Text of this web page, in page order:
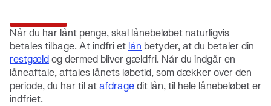
Når du har lånt penge, skal lånebeløbet naturligvis
betales tilbage. At indfri et lån betyder, at du betaler din
restgældog dermed bliver gældfri. Når du indgår en
låneaftale, aftales lånets løbetid, som dækker over den
periode, du har til atafdragedit lån, til hele lånebeløbet er
indfriet.